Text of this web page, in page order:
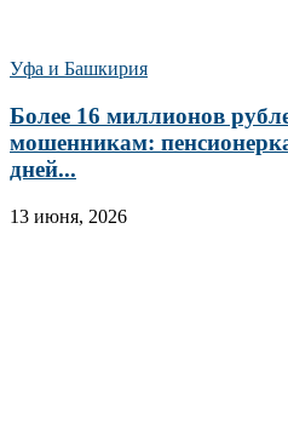
Уфа и Башкирия
Более 16 миллионов
мошенникам:
дней...
13 июня, 2026